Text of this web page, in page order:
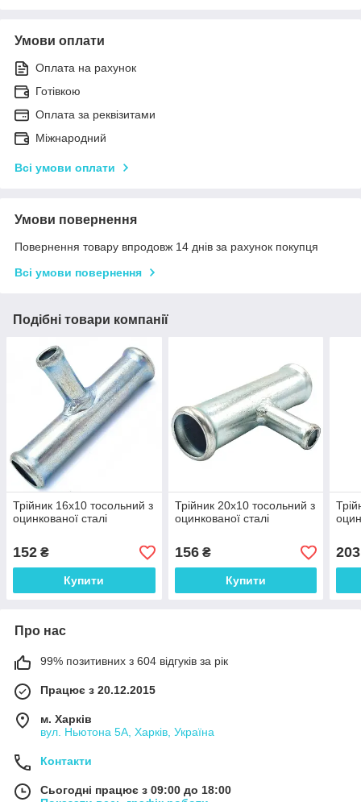
Умови оплати
Оплата на рахунок
Готівкою
Оплата за реквізитами
Міжнародний
Всі умови оплати
Умови повернення
Повернення товару впродовж 14 днів за рахунок покупця
Всі умови повернення
Подібні товари компанії
Трійник 16x10 тосольний з
оцинкованої сталі
152 ₴
Купити
Трійник 20x10 тосольний з
оцинкованої сталі
156₴
Купити
203
Про нас
99% позитивних з 604 відгуків за рік
Працює з 20.12.2015
м. Харків
вул. Ньютона 5А, Харків, Україна
Контакти
Сьогодні працює з 09:00 до 18:00